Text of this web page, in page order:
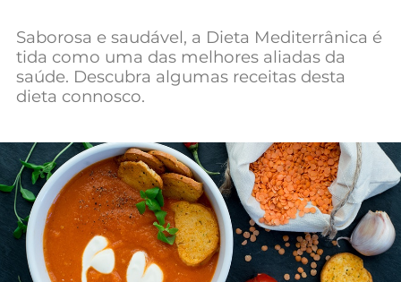
Animais de Estimação
Saborosa e saudável, a Dieta Mediterrânica é
tida como uma das melhores aliadas da
saúde. Descubra algumas receitas desta
dieta connosco.